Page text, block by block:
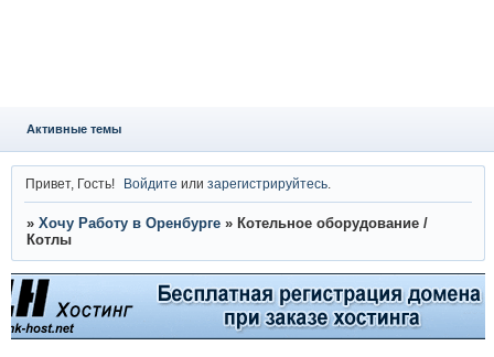
Активные темы
Привет, Гость! Войдите илизарегистрируйтесь
» Хочу Работу в Оренбурге » Котельное оборудование /
Котлы